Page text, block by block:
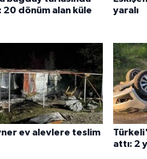
20 dönüm alan küle
yaralı
ev alevlere teslim
attı: 2